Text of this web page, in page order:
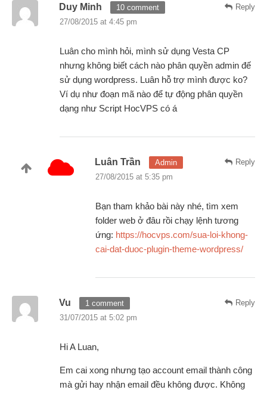
Reply
Duy Minh
10 comment
27/08/2015 at 4:45 pm
Luân cho mình hỏi, mình sử dụng Vesta CP
nhưng không biết cách nào phân quyền admin đế
sử dụng wordpress. Luân hỗ trợ mình được ko?
Ví dụ như đoạn mã nào để tự động phân quyền
dạng như Script HocVPS có á
Reply
Luân Trần
Admin
27/08/2015 at 5:35 pm
Bạn tham khảo bài này nhé, tìm xem
folder web ở đâu rồi chạy lệnh tương
ứng: https://hocvps.com/sua-loi-khong-
cai-dat-duoc-plugin-theme-wordpress/
Reply
Vu
1 comment
31/07/2015 at 5:02 pm
Hi A Luan,
Em cai xong nhưng tạo account email thành công
mà gửi hay nhận email đều không được. Không